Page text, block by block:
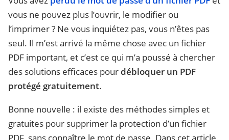
vous ne pouvez plus l’ouvrir, le modifier ou
l’imprimer ? Ne vous inquiétez pas, vous n’êtes pas
seul. Il m’est arrivé la même chose avec un fichier
PDF important, et c’est ce qui m’a poussé à chercher
des solutions efficaces pourdébloquer un PDF
protégé gratuitement.
Bonne nouvelle : il existe des méthodes simples et
gratuites pour supprimer la protection d’un fichier